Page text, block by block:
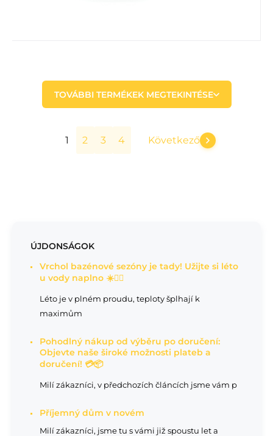
TOVÁBBI TERMÉKEK MEGTEKINTÉSE
1 2 3 4 Következő
ÚJDONSÁGOK
Vrchol bazénové sezóny je tady! Užijte si léto
u vody naplno ☀️🏊‍♂️
Léto je v plném proudu, teploty šplhají k
maximům
Pohodlný nákup od výběru po doručení:
Objevte naše široké možnosti plateb a
doručení! 💳📦
Milí zákazníci, v předchozích článcích jsme vám p
Příjemný dům v novém
Milí zákazníci, jsme tu s vámi již spoustu let a